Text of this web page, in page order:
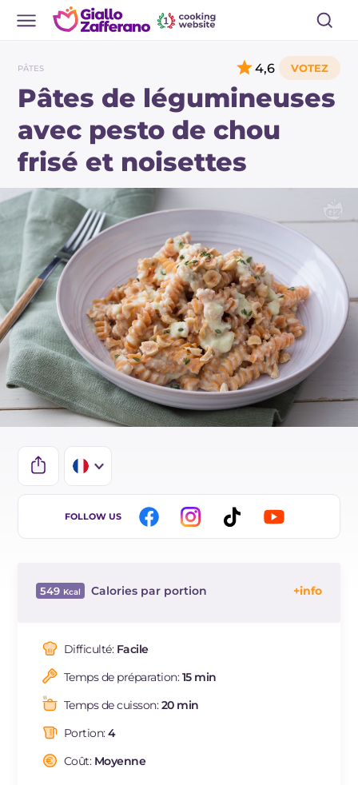
PÂTES
Pâtes de légumineuses
avec pesto de chou
frisé et noisettes
4,6
IT
BR
FOLLOW US
549 Calories par portion
Dont sucres
Protéine
Graisses
Fibre
Cholestérol
Difficulté: Facile
Temps de préparation:15 min
Temps de cuisson:20 min
Portion:4
Coût: Moyenne